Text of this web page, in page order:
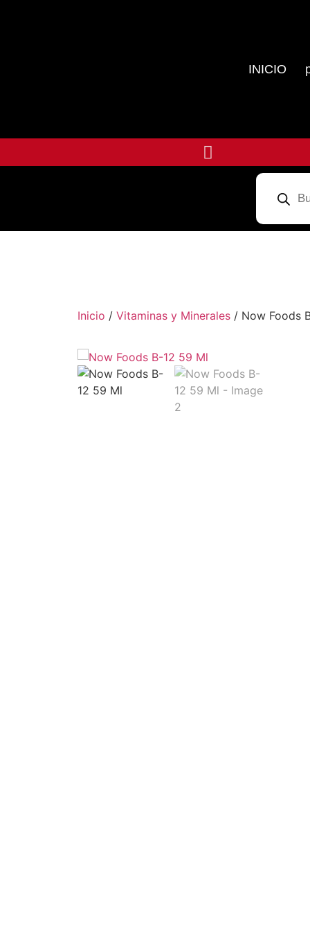
INICIO
Inicio / Vitaminas y Minerales / Now Foods